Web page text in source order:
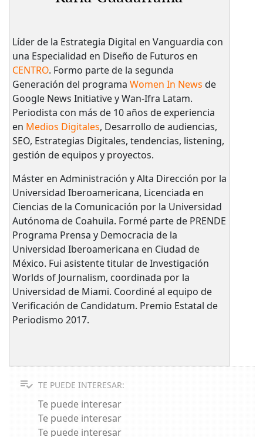
Líder de la Estrategia Digital en Vanguardia con
una Especialidad en Diseño de Futuros en
CENTRO. Formo parte de la segunda
Generación del programa Women In News de
Google News Initiative y Wan-Ifra Latam.
Periodista con más de 10 años de experiencia
en Medios Digitales, Desarrollo de audiencias,
SEO, Estrategias Digitales, tendencias, listening,
gestión de equipos y proyectos.
Máster en Administración y Alta Dirección por la
Universidad Iberoamericana, Licenciada en
Ciencias de la Comunicación por la Universidad
Autónoma de Coahuila. Formé parte de PRENDE
Programa Prensa y Democracia de la
Universidad Iberoamericana en Ciudad de
México. Fui asistente titular de Investigación
Worlds of Journalism, coordinada por la
Universidad de Miami. Coordiné al equipo de
Verificación de Candidatum. Premio Estatal de
Periodismo 2017.
TE PUEDE INTERESAR:
Te puede interesar
Te puede interesar
Te puede interesar